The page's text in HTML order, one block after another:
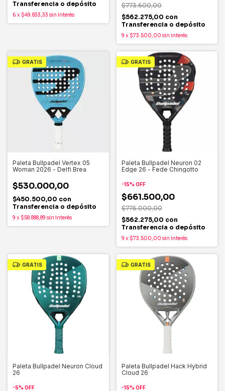
Transferencia o depósito
6 x $49.833,33 sin interés
$773.600,00
$562.275,00 con
Transferencia o depósito
9 x $73.500,00 sin interés
GRATIS
Paleta Bullpadel Vertex 05
Woman 2026 - Delfi Brea
$530.000,00
$450.500,00 con
Transferencia o depósito
9 x $58.888,89 sin interés
GRATIS
Paleta Bullpadel Neuron 02
Edge 26 - Fede Chingotto
-15% OFF
$661.500,00
$775.000,00
$562.275,00 con
Transferencia o depósito
9 x $73.500,00 sin interés
GRATIS
Paleta Bullpadel Neuron Cloud
26
-5% OFF
GRATIS
Paleta Bullpadel Hack Hybrid
Cloud 26
-15% OFF